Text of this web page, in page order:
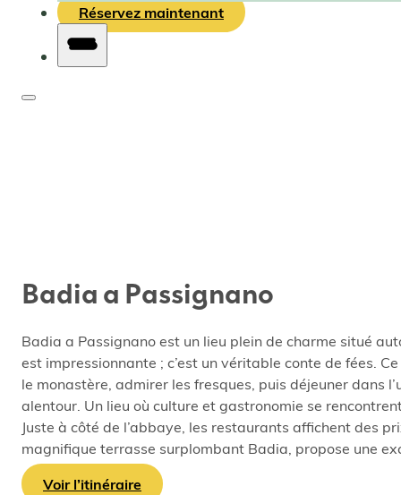
Réservez maintenant
Badia a Passignano
Badia a Passignano est un lieu plein de charme situé
est impressionnante ; c’est un véritable conte de fées.
le monastère, admirer les fresques, puis déjeuner dans
alentour. Un lieu où culture et gastronomie se
Juste à côté de l’abbaye, les restaurants affichent des
magnifique terrasse surplombant Badia, propose une
Voir l’itinéraire